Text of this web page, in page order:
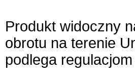
Produkt widoczny
obrotu na terenie
podlega